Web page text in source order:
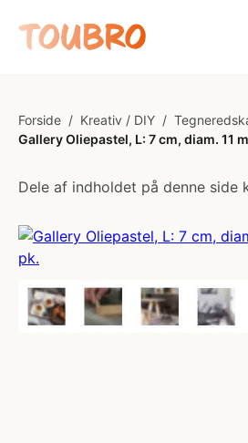
Forside / Kreativ / DIY /
Gallery Oliepastel, L: 7 cm, diam. 11
Dele af indholdet på denne